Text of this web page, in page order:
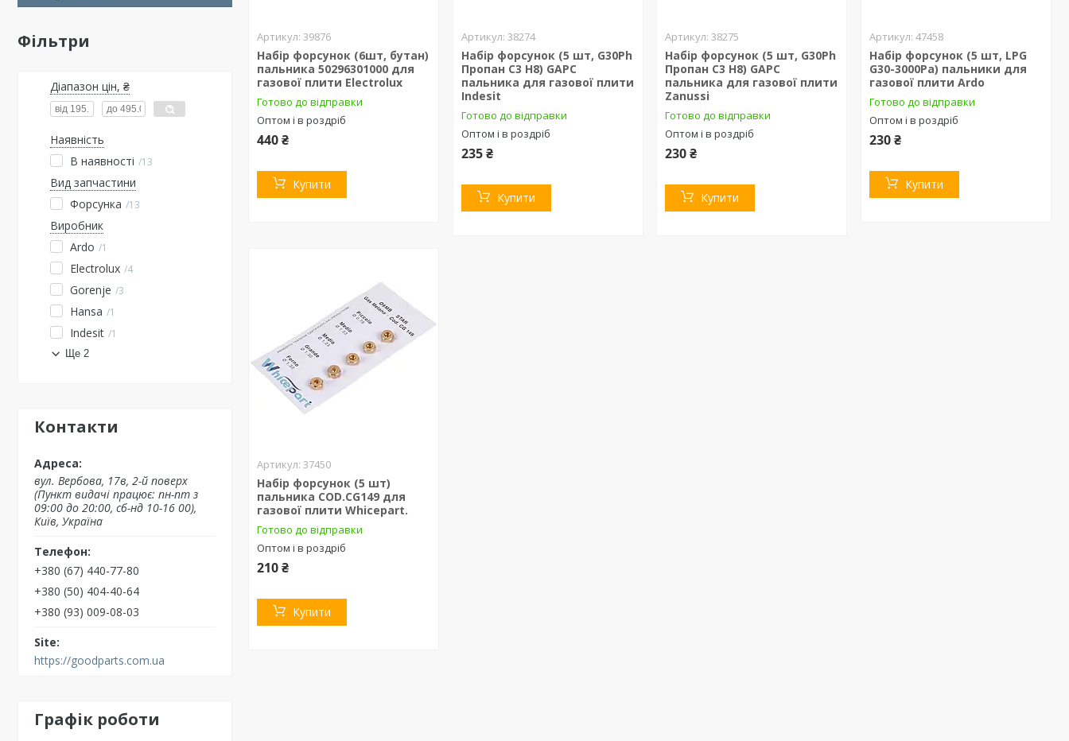
Фільтри
Діапазон цін, ₴
Наявність
В наявності
13
Вид запчастини
Форсунка
13
Виробник
Ardo
1
Electrolux 4
Gorenje 3
Hansa 1
Indesit 1
Ще 2
Контакти
вул. Вербова, 17в, 2-й поверх
(Пункт видачі працює: пн-пт з
09:00 до 20:00, сб-нд 10-16 00),
Київ, Україна
+380 (67) 440-77-80
+380 (50) 404-40-64
+380 (93) 009-08-03
https://goodparts.com.ua
Графік роботи
39876
Набір форсунок (6шт, бутан)
пальника 50296301000 для
газової плити Electrolux
Готово до відправки
Оптом і в роздріб
440 ₴
Купити
38274
Набір форсунок (5 шт, G30Ph
Пропан C3 H8) GAPC
пальника для газової плити
Indesit
Готово до відправки
Оптом і в роздріб
235 ₴
Купити
38275
Набір форсунок (5 шт, G30Ph
Пропан C3 H8) GAPC
пальника для газової плити
Zanussi
Готово до відправки
Оптом і в роздріб
230 ₴
Купити
47458
Набір форсунок (5 шт, LPG
G30-3000Pa) пальники для
газової плити Ardo
Готово до відправки
Оптом і в роздріб
230 ₴
Купити
37450
Набір форсунок (5 шт)
пальника COD.CG149 для
газової плити Whicepart.
Готово до відправки
Оптом і в роздріб
210 ₴
Купити